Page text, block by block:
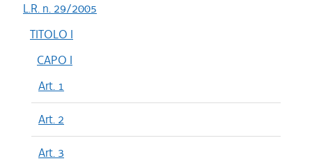
L.R. n. 29/2005
TITOLO I
CAPO I
Art. 1
Art. 2
Art. 3